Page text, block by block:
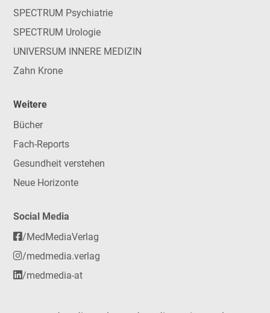
SPECTRUM Psychiatrie
SPECTRUM Urologie
UNIVERSUM INNERE MEDIZIN
Zahn Krone
Weitere
Bücher
Fach-Reports
Gesundheit verstehen
Neue Horizonte
Social Media
/MedMediaVerlag
/medmedia.verlag
/medmedia-at